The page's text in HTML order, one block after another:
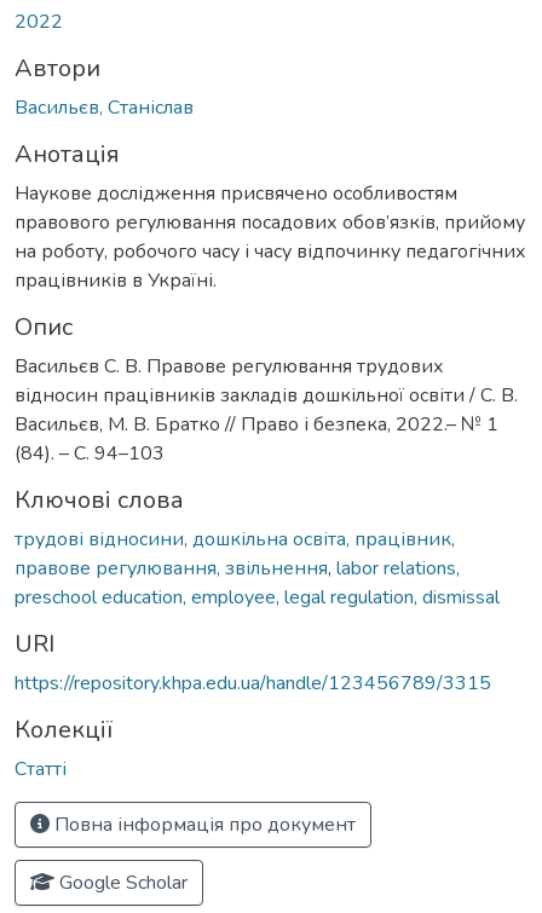
2022
Автори
Васильєв, Станіслав
Анотація
Наукове дослідження присвячено особливостям
правового регулювання посадових обов’язків, прийому
на роботу, робочого часу і часу відпочинку педагогічних
працівників в Україні.
Опис
Васильєв С. В. Правове регулювання трудових
відносин працівників закладів дошкільної освіти / С. В.
Васильєв, М. В. Братко // Право і безпека, 2022.– № 1
(84). – С. 94–103
Ключові слова
трудові відносини, дошкільна освіта, працівник,
правове регулювання, звільнення, labor relations,
preschool education, employee, legal regulation, dismissal
URI
https://repository.khpa.edu.ua/handle/123456789/3315
Колекції
Статті
Повна інформація про документ
Google Scholar